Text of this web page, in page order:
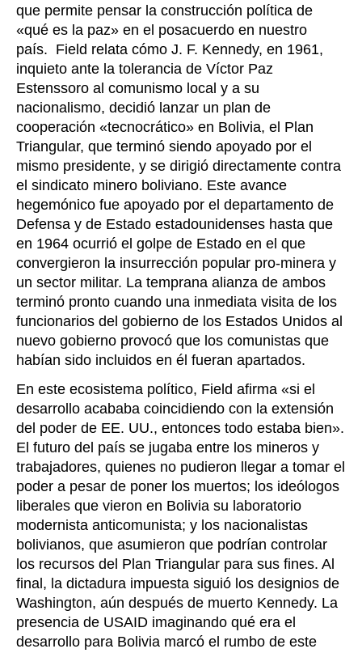
que permite pensar la construcción política de
«qué es la paz» en el posacuerdo en nuestro
país. Field relata cómo J. F. Kennedy, en 1961,
inquieto ante la tolerancia de Víctor Paz
Estenssoro al comunismo local y a su
nacionalismo, decidió lanzar un plan de
cooperación «tecnocrático» en Bolivia, el Plan
Triangular, que terminó siendo apoyado por el
mismo presidente, y se dirigió directamente contra
el sindicato minero boliviano. Este avance
hegemónico fue apoyado por el departamento de
Defensa y de Estado estadounidenses hasta que
en 1964 ocurrió el golpe de Estado en el que
convergieron la insurrección popular pro-minera y
un sector militar. La temprana alianza de ambos
terminó pronto cuando una inmediata visita de los
funcionarios del gobierno de los Estados Unidos al
nuevo gobierno provocó que los comunistas que
habían sido incluidos en él fueran apartados.
En este ecosistema político, Field afirma «si el
desarrollo acababa coincidiendo con la extensión
del poder de EE. UU., entonces todo estaba bien».
El futuro del país se jugaba entre los mineros y
trabajadores, quienes no pudieron llegar a tomar el
poder a pesar de poner los muertos; los ideólogos
liberales que vieron en Bolivia su laboratorio
modernista anticomunista; y los nacionalistas
bolivianos, que asumieron que podrían controlar
los recursos del Plan Triangular para sus fines. Al
final, la dictadura impuesta siguió los designios de
Washington, aún después de muerto Kennedy. La
presencia de USAID imaginando qué era el
desarrollo para Bolivia marcó el rumbo de este